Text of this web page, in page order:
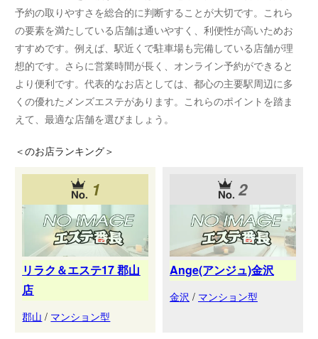
予約の取りやすさを総合的に判断することが大切です。これら
の要素を満たしている店舗は通いやすく、利便性が高いためお
すすめです。例えば、駅近くで駐車場も完備している店舗が理
想的です。さらに営業時間が長く、オンライン予約ができると
より便利です。代表的なお店としては、都心の主要駅周辺に多
くの優れたメンズエステがあります。これらのポイントを踏ま
えて、最適な店舗を選びましょう。
＜のお店ランキング＞
1
リラク＆エステ17 郡山
店
郡山 / マンション型
2
Ange(アンジュ)金沢
金沢 / マンション型